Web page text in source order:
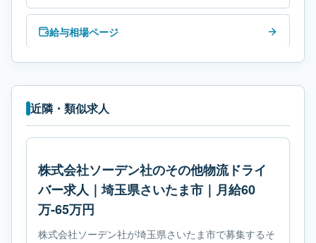
給与相場ページ
近隣・類似求人
株式会社ソーデン社のその他物流ドライ
バー求人｜埼玉県さいたま市｜月給60
万-65万円
株式会社ソーデン社が埼玉県さいたま市で募集するそ